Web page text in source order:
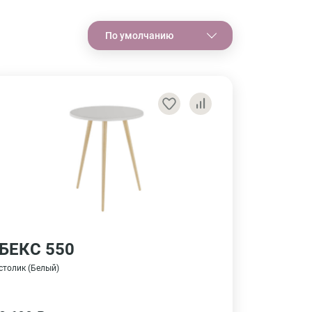
По умолчанию
БЕКС 550
(Белый)